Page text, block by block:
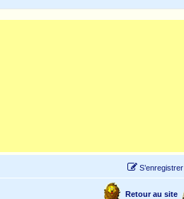
S’enregistrer
Retour au site